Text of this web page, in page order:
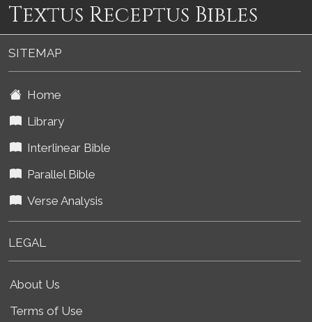
Textus Receptus Bibles
SITEMAP
Home
Library
Interlinear Bible
Parallel Bible
Verse Analysis
LEGAL
About Us
Terms of Use